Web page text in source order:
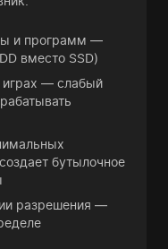
и программ —
вместо SSD)
играх — слабый
бутылочное
разрешения —